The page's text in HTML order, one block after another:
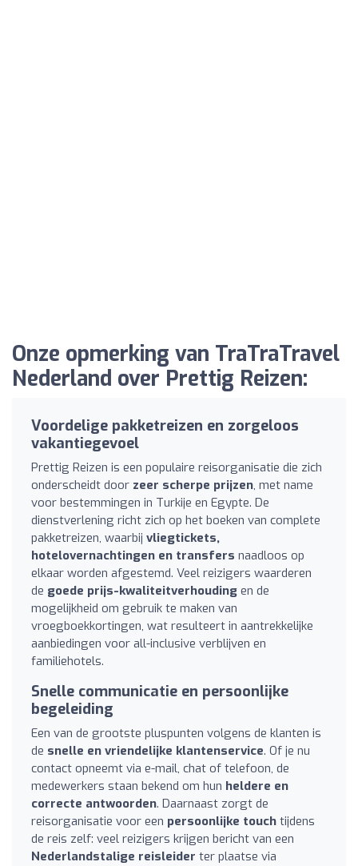
Onze opmerking van TraTraTravel
Nederland over Prettig Reizen:
Voordelige pakketreizen en zorgeloos
vakantiegevoel
Prettig Reizen is een populaire reisorganisatie die zich
onderscheidt door zeer scherpe prijzen, met name
voor bestemmingen in Turkije en Egypte. De
dienstverlening richt zich op het boeken van complete
pakketreizen, waarbij vliegtickets,
hotelovernachtingen en transfers naadloos op
elkaar worden afgestemd. Veel reizigers waarderen
de goede prijs-kwaliteitverhouding en de
mogelijkheid om gebruik te maken van
vroegboekkortingen, wat resulteert in aantrekkelijke
aanbiedingen voor all-inclusive verblijven en
familiehotels.
Snelle communicatie en persoonlijke
begeleiding
Een van de grootste pluspunten volgens de klanten is
de snelle en vriendelijke klantenservice. Of je nu
contact opneemt via e-mail, chat of telefoon, de
medewerkers staan bekend om hun heldere en
correcte antwoorden. Daarnaast zorgt de
reisorganisatie voor een persoonlijke touch tijdens
de reis zelf: veel reizigers krijgen bericht van een
Nederlandstalige reisleider ter plaatse via